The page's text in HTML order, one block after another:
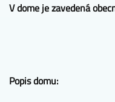
V dome je zavedená
Popis domu: